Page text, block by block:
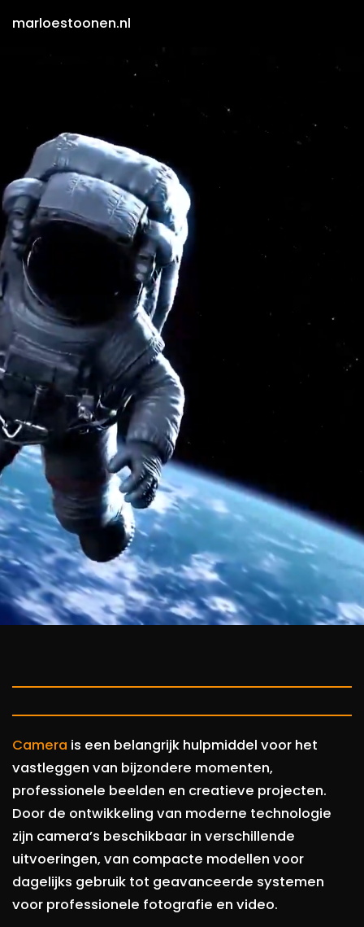
marloestoonen.nl
Camera is een belangrijk hulpmiddel voor het
vastleggen van bijzondere momenten,
professionele beelden en creatieve projecten.
Door de ontwikkeling van moderne technologie
zijn camera’s beschikbaar in verschillende
uitvoeringen, van compacte modellen voor
dagelijks gebruik tot geavanceerde systemen
voor professionele fotografie en video.